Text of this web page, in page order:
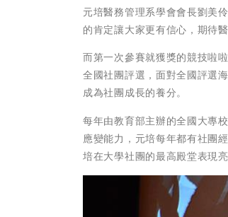
元培醫務管理系學會會長劉美
的肯定讓大家更有信心，期待
而第一次參賽就獲獎的競技啦
全國社團評選，面對全國評選
成為社團成長的養分。
每年由教育部主辦的全國大專
應變能力，元培每年都有社團
培在大學社團的最高殿堂表現